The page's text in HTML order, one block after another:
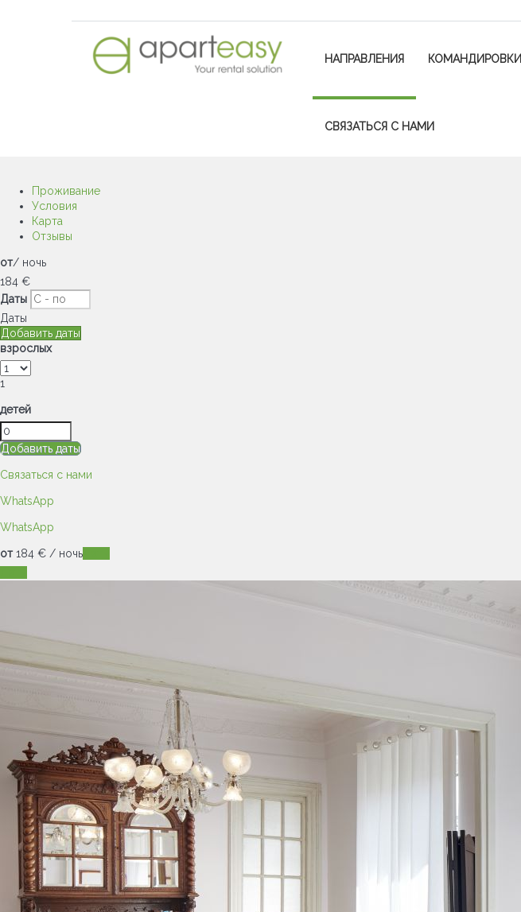
НАПРАВЛЕНИЯ КОМАНДИРОВКИ
СВЯЗАТЬСЯ С НАМИ
Проживание
Условия
Карта
Отзывы
от/ ночь
184 €
Даты
Даты
Добавить даты
взрослых
1
детей
Добавить даты
Связаться с нами
WhatsApp
WhatsApp
от184 € / ночь